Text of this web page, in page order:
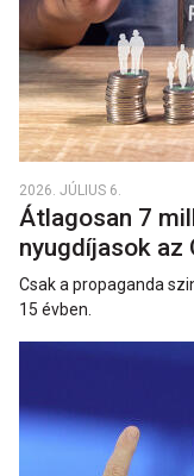
2026. JÚLIUS 6.
Átlagosan 7
nyugdíjasok az
Csak a propaganda
15 évben.